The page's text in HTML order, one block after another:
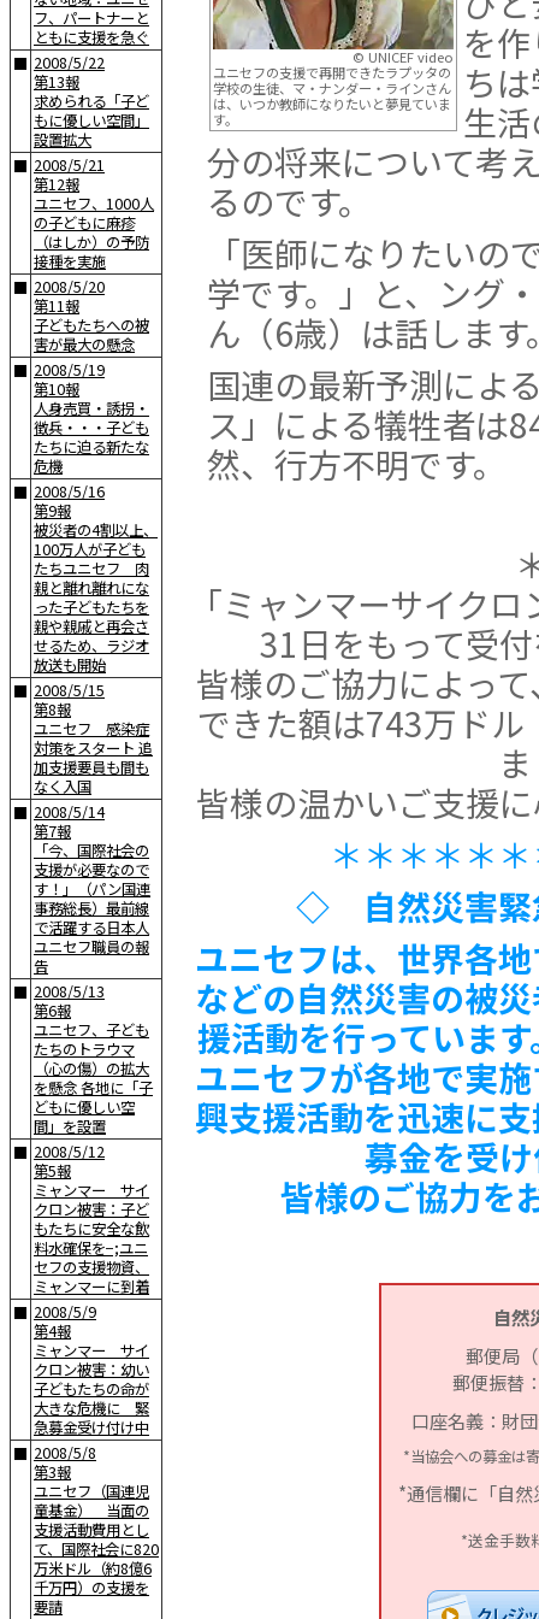
フ、パートナーと
ともに支援を急ぐ
■ 2008/5/22
第13報
求められる「子ど
もに優しい空間」
設置拡大
■ 2008/5/21
第12報
ユニセフ、1000人
の子どもに麻疹
（はしか）の予防
接種を実施
■ 2008/5/20
第11報
子どもたちへの被
害が最大の懸念
■ 2008/5/19
第10報
人身売買・誘拐・
徴兵・・・子ども
たちに迫る新たな
危機
■ 2008/5/16
第9報
被災者の4割以上、
100万人が子ども
たちユニセフ 肉
親と離れ離れにな
った子どもたちを
親や親戚と再会さ
せるため、ラジオ
放送も開始
■ 2008/5/15
第8報
ユニセフ 感染症
対策をスタート 追
加支援要員も間も
なく入国
■ 2008/5/14
第7報
「今、国際社会の
支援が必要なので
す！」（パン国連
事務総長）最前線
で活躍する日本人
ユニセフ職員の報
告
■ 2008/5/13
第6報
ユニセフ、子ども
たちのトラウマ
（心の傷）の拡大
を懸念 各地に「子
どもに優しい空
間」を設置
■ 2008/5/12
第5報
ミャンマー サイ
クロン被害：子ど
もたちに安全な飲
料水確保を−;ユニ
セフの支援物資、
ミャンマーに到着
■ 2008/5/9
第4報
ミャンマー サイ
クロン被害：幼い
子どもたちの命が
大きな危機に 緊
急募金受け付け中
■ 2008/5/8
第3報
ユニセフ（国連児
童基金） 当面の
支援活動費用とし
て、国際社会に820
万米ドル（約8億6
千万円）の支援を
要請
© UNICEF video
ユニセフの支援で再開できたラプッタの
学校の生徒、マ・ナンダー・ラインさん
は、いつか教師になりたいと夢見ていま
す。
を
ち
生
分の将来について考
るのです。
「医師になりたいの
学です。」と、ング
ん（6歳）は話します
国連の最新予測によ
ス」による犠牲者は
然、行方不明です。
「ミャンマーサイク
31日をもって受
皆様のご協力によっ
できた額は743万ド
皆様の温かいご支援
＊＊＊＊＊
◇ 自然災害
ユニセフは、世界各
などの自然災害の被
援活動を行っていま
ユニセフが各地で実
興支援活動を迅速に
募金を受
皆様のご協力を
自然
郵便局
郵便振替
口座名義：財
*当協会への募金は
*通信欄に「自
*送金手数